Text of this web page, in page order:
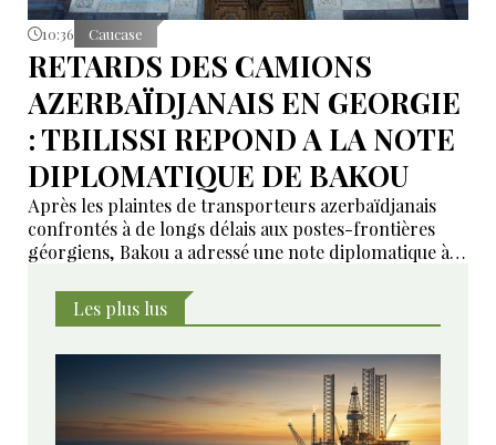
10:36 Caucase
RETARDS DES CAMIONS
AZERBAÏDJANAIS EN GEORGIE
: TBILISSI REPOND A LA NOTE
DIPLOMATIQUE DE BAKOU
Après les plaintes de transporteurs azerbaïdjanais
confrontés à de longs délais aux postes-frontières
géorgiens, Bakou a adressé une note diplomatique à
affirme avoir transmis la demande aux autorités
compétentes et annoncé des mesures pour examiner
Les plus lus